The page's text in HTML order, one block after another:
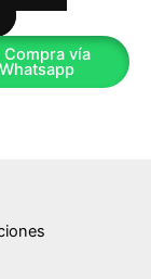
Compra vía
Whatsapp